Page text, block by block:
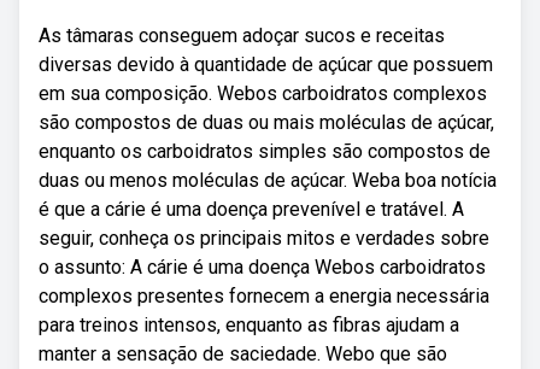
As tâmaras conseguem adoçar sucos e receitas
diversas devido à quantidade de açúcar que possuem
em sua composição. Webos carboidratos complexos
são compostos de duas ou mais moléculas de açúcar,
enquanto os carboidratos simples são compostos de
duas ou menos moléculas de açúcar. Weba boa notícia
é que a cárie é uma doença prevenível e tratável. A
seguir, conheça os principais mitos e verdades sobre
o assunto: A cárie é uma doença Webos carboidratos
complexos presentes fornecem a energia necessária
para treinos intensos, enquanto as fibras ajudam a
manter a sensação de saciedade. Webo que são